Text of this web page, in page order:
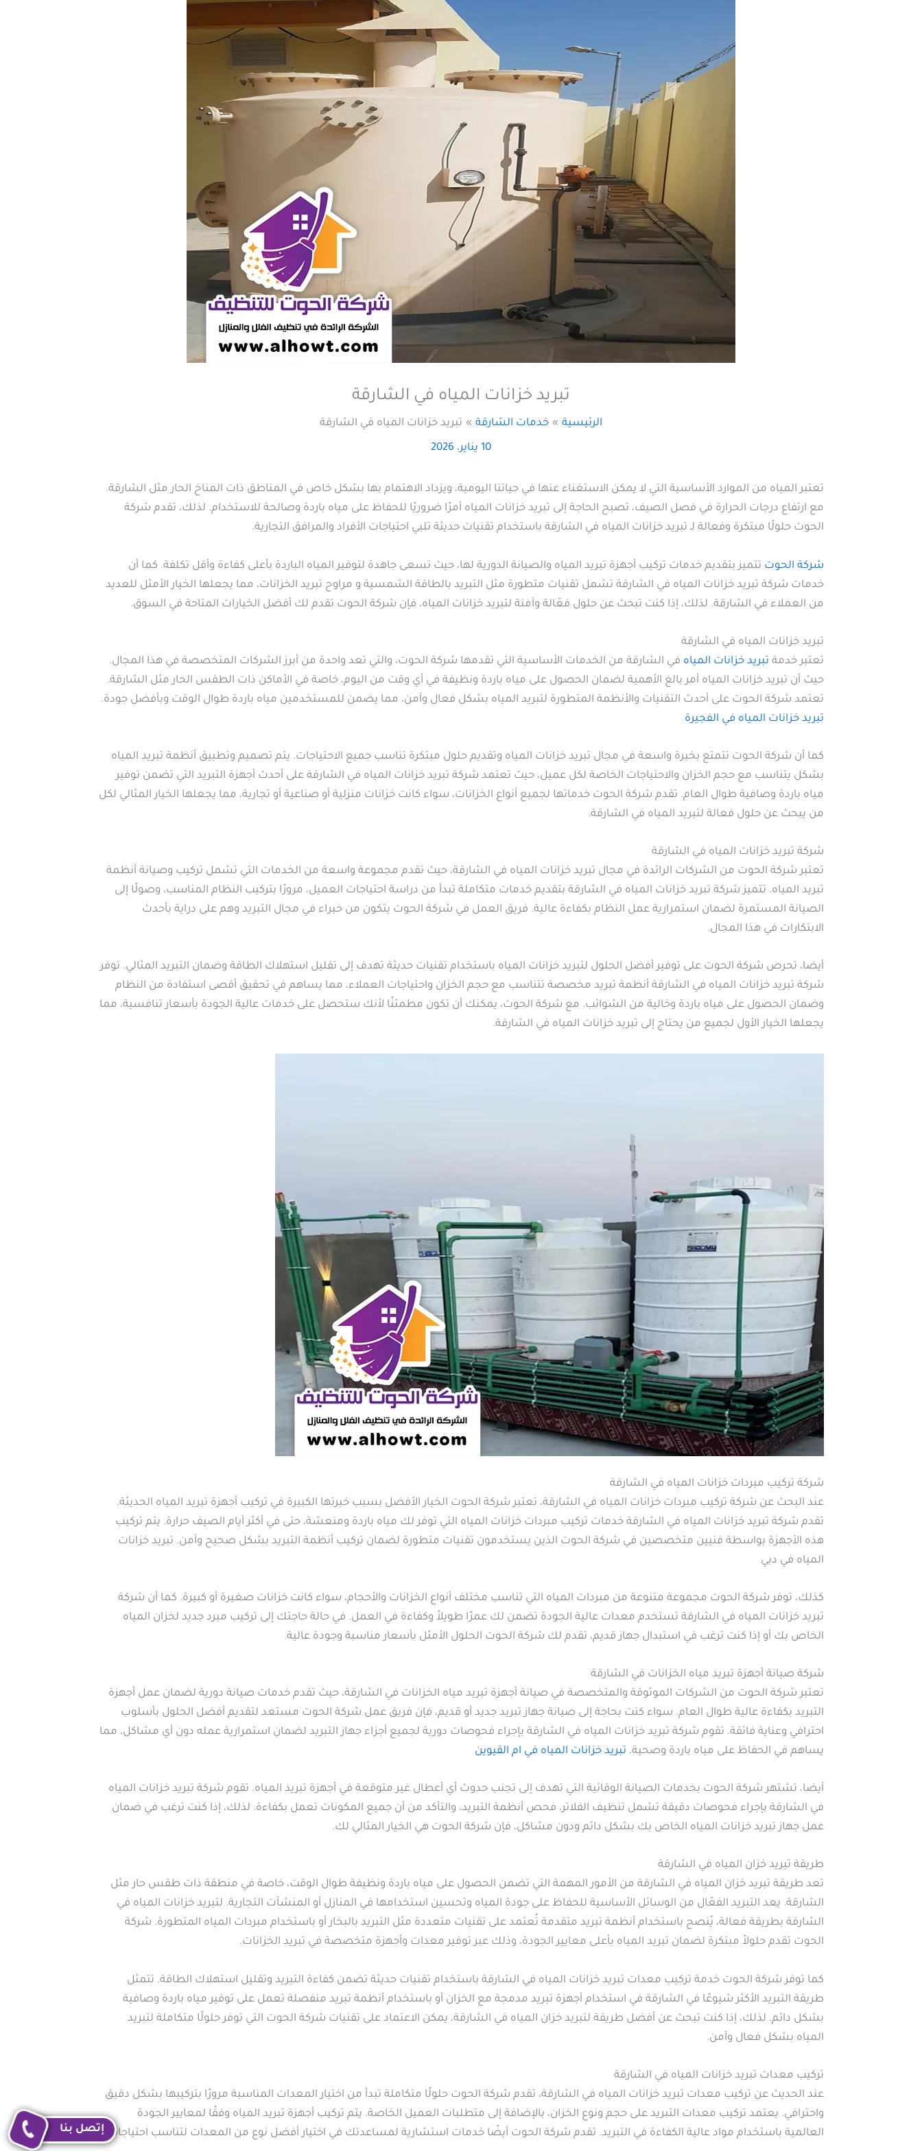
تبريد خزانات المياه في الشارقة
الرئيسية خدمات الشارقة تبريد خزانات المياه في الشارقة
10 يناير، 2026
تعتبر المياه من الموارد الأساسية التي لا يمكن الاستغناء عنها في حياتنا اليومية، ويزداد الاهتمام بها بشكل خاص في المناطق ذات المناخ الحار مثل الشارقة.
مع ارتفاع درجات الحرارة في فصل الصيف، تصبح الحاجة إلى تبريد خزانات المياه أمرًا ضروريًا للحفاظ على مياه باردة وصالحة للاستخدام. لذلك، تقدم شركة
الحوت حلولًا مبتكرة وفعالة لـ تبريد خزانات المياه في الشارقة باستخدام تقنيات حديثة تلبي احتياجات الأفراد والمرافق التجارية.
شركة الحوت تتميز بتقديم خدمات تركيب أجهزة تبريد المياه والصيانة الدورية لها، حيث تسعى جاهدة لتوفير المياه الباردة بأعلى كفاءة وأقل تكلفة. كما أن
خدمات شركة تبريد خزانات المياه في الشارقة تشمل تقنيات متطورة مثل التبريد بالطاقة الشمسية و مراوح تبريد الخزانات، مما يجعلها الخيار الأمثل للعديد
من العملاء في الشارقة. لذلك، إذا كنت تبحث عن حلول فعّالة وآمنة لتبريد خزانات المياه، فإن شركة الحوت تقدم لك أفضل الخيارات المتاحة في السوق.
تبريد خزانات المياه في الشارقة
تعتبر خدمة تبريد خزانات المياه في الشارقة من الخدمات الأساسية التي تقدمها شركة الحوت، والتي تعد واحدة من أبرز الشركات المتخصصة في هذا المجال.
حيث أن تبريد خزانات المياه أمر بالغ الأهمية لضمان الحصول على مياه باردة ونظيفة في أي وقت من اليوم، خاصة في الأماكن ذات الطقس الحار مثل الشارقة.
تعتمد شركة الحوت على أحدث التقنيات والأنظمة المتطورة لتبريد المياه بشكل فعال وآمن، مما يضمن للمستخدمين مياه باردة طوال الوقت وبأفضل جودة.
تبريد خزانات المياه في الفجيرة
كما أن شركة الحوت تتمتع بخبرة واسعة في مجال تبريد خزانات المياه وتقديم حلول مبتكرة تناسب جميع الاحتياجات. يتم تصميم وتطبيق أنظمة تبريد المياه
بشكل يتناسب مع حجم الخزان والاحتياجات الخاصة لكل عميل، حيث تعتمد شركة تبريد خزانات المياه في الشارقة على أحدث أجهزة التبريد التي تضمن توفير
مياه باردة وصافية طوال العام. تقدم شركة الحوت خدماتها لجميع أنواع الخزانات، سواء كانت خزانات منزلية أو صناعية أو تجارية، مما يجعلها الخيار المثالي لكل
من يبحث عن حلول فعالة لتبريد المياه في الشارقة.
شركة تبريد خزانات المياه في الشارقة
تعتبر شركة الحوت من الشركات الرائدة في مجال تبريد خزانات المياه في الشارقة، حيث تقدم مجموعة واسعة من الخدمات التي تشمل تركيب وصيانة أنظمة
تبريد المياه. تتميز شركة تبريد خزانات المياه في الشارقة بتقديم خدمات متكاملة تبدأ من دراسة احتياجات العميل، مرورًا بتركيب النظام المناسب، وصولًا إلى
الصيانة المستمرة لضمان استمرارية عمل النظام بكفاءة عالية. فريق العمل في شركة الحوت يتكون من خبراء في مجال التبريد وهم على دراية بأحدث
الابتكارات في هذا المجال.
أيضا، تحرص شركة الحوت على توفير أفضل الحلول لتبريد خزانات المياه باستخدام تقنيات حديثة تهدف إلى تقليل استهلاك الطاقة وضمان التبريد المثالي. توفر
شركة تبريد خزانات المياه في الشارقة أنظمة تبريد مخصصة تتناسب مع حجم الخزان واحتياجات العملاء، مما يساهم في تحقيق أقصى استفادة من النظام
وضمان الحصول على مياه باردة وخالية من الشوائب. مع شركة الحوت، يمكنك أن تكون مطمئنًا لأنك ستحصل على خدمات عالية الجودة بأسعار تنافسية، مما
يجعلها الخيار الأول لجميع من يحتاج إلى تبريد خزانات المياه في الشارقة.
شركة تركيب مبردات خزانات المياه في الشارقة
عند البحث عن شركة تركيب مبردات خزانات المياه في الشارقة، تعتبر شركة الحوت الخيار الأفضل بسبب خبرتها الكبيرة في تركيب أجهزة تبريد المياه الحديثة.
تقدم شركة تبريد خزانات المياه في الشارقة خدمات تركيب مبردات خزانات المياه التي توفر لك مياه باردة ومنعشة، حتى في أكثر أيام الصيف حرارة. يتم تركيب
هذه الأجهزة بواسطة فنيين متخصصين في شركة الحوت الذين يستخدمون تقنيات متطورة لضمان تركيب أنظمة التبريد بشكل صحيح وآمن. تبريد خزانات
المياه في دبي
كذلك، توفر شركة الحوت مجموعة متنوعة من مبردات المياه التي تناسب مختلف أنواع الخزانات والأحجام، سواء كانت خزانات صغيرة أو كبيرة. كما أن شركة
تبريد خزانات المياه في الشارقة تستخدم معدات عالية الجودة تضمن لك عمرًا طويلاً وكفاءة في العمل. في حالة حاجتك إلى تركيب مبرد جديد لخزان المياه
الخاص بك أو إذا كنت ترغب في استبدال جهاز قديم، تقدم لك شركة الحوت الحلول الأمثل بأسعار مناسبة وجودة عالية.
شركة صيانة أجهزة تبريد مياه الخزانات في الشارقة
تعتبر شركة الحوت من الشركات الموثوقة والمتخصصة في صيانة أجهزة تبريد مياه الخزانات في الشارقة، حيث تقدم خدمات صيانة دورية لضمان عمل أجهزة
التبريد بكفاءة عالية طوال العام. سواء كنت بحاجة إلى صيانة جهاز تبريد جديد أو قديم، فإن فريق عمل شركة الحوت مستعد لتقديم أفضل الحلول بأسلوب
احترافي وعناية فائقة. تقوم شركة تبريد خزانات المياه في الشارقة بإجراء فحوصات دورية لجميع أجزاء جهاز التبريد لضمان استمرارية عمله دون أي مشاكل، مما
يساهم في الحفاظ على مياه باردة وصحية. تبريد خزانات المياه في ام القيوين
أيضا، تشتهر شركة الحوت بخدمات الصيانة الوقائية التي تهدف إلى تجنب حدوث أي أعطال غير متوقعة في أجهزة تبريد المياه. تقوم شركة تبريد خزانات المياه
في الشارقة بإجراء فحوصات دقيقة تشمل تنظيف الفلاتر، فحص أنظمة التبريد، والتأكد من أن جميع المكونات تعمل بكفاءة. لذلك، إذا كنت ترغب في ضمان
عمل جهاز تبريد خزانات المياه الخاص بك بشكل دائم ودون مشاكل، فإن شركة الحوت هي الخيار المثالي لك.
طريقة تبريد خزان المياه في الشارقة
تعد طريقة تبريد خزان المياه في الشارقة من الأمور المهمة التي تضمن الحصول على مياه باردة ونظيفة طوال الوقت، خاصة في منطقة ذات طقس حار مثل
الشارقة. يعد التبريد الفعّال من الوسائل الأساسية للحفاظ على جودة المياه وتحسين استخدامها في المنازل أو المنشآت التجارية. لتبريد خزانات المياه في
الشارقة بطريقة فعالة، يُنصح باستخدام أنظمة تبريد متقدمة تُعتمد على تقنيات متعددة مثل التبريد بالبخار أو باستخدام مبردات المياه المتطورة. شركة
الحوت تقدم حلولاً مبتكرة لضمان تبريد المياه بأعلى معايير الجودة، وذلك عبر توفير معدات وأجهزة متخصصة في تبريد الخزانات.
كما توفر شركة الحوت خدمة تركيب معدات تبريد خزانات المياه في الشارقة باستخدام تقنيات حديثة تضمن كفاءة التبريد وتقليل استهلاك الطاقة. تتمثل
طريقة التبريد الأكثر شيوعًا في الشارقة في استخدام أجهزة تبريد مدمجة مع الخزان أو باستخدام أنظمة تبريد منفصلة تعمل على توفير مياه باردة وصافية
بشكل دائم. لذلك، إذا كنت تبحث عن أفضل طريقة لتبريد خزان المياه في الشارقة، يمكن الاعتماد على تقنيات شركة الحوت التي توفر حلولًا متكاملة لتبريد
المياه بشكل فعال وآمن.
تركيب معدات تبريد خزانات المياه في الشارقة
عند الحديث عن تركيب معدات تبريد خزانات المياه في الشارقة، تقدم شركة الحوت حلولًا متكاملة تبدأ من اختيار المعدات المناسبة مرورًا بتركيبها بشكل دقيق
واحترافي. يعتمد تركيب معدات التبريد على حجم ونوع الخزان، بالإضافة إلى متطلبات العميل الخاصة. يتم تركيب أجهزة تبريد المياه وفقًا لمعايير الجودة
العالمية باستخدام مواد عالية الكفاءة في التبريد. تقدم شركة الحوت أيضًا خدمات استشارية لمساعدتك في اختيار أفضل نوع من المعدات لتناسب احتياجاتك.إتصل بنا